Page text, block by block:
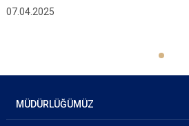
07.04.2025
MÜDÜRLÜĞÜMÜZ